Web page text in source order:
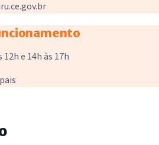
12h e 14h às 17h